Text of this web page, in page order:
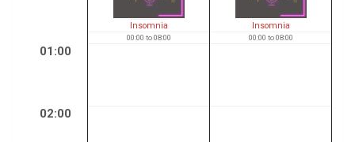
Insomnia
00:00 to08:00
Insomnia
00:00 to08:00
01:00
02:00